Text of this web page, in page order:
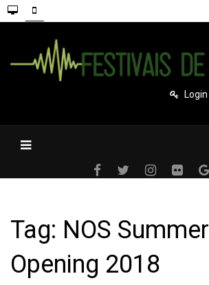
Login
Tag: NOS Summer
Opening 2018